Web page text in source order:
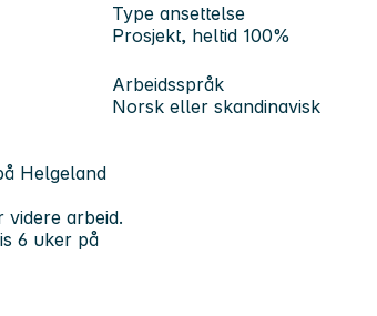
Type ansettelse
Prosjekt, heltid 100%
Arbeidsspråk
Norsk eller skandinavisk
Helgeland
videre arbeid.
6 uker på